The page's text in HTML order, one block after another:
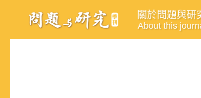
關於問題與研
About this